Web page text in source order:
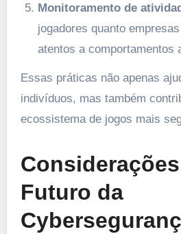
Monitoramento de
jogadores quanto
atentos a comportamentos
Essas práticas não apenas
indivíduos, mas também
ecossistema de jogos mais
Futuro da